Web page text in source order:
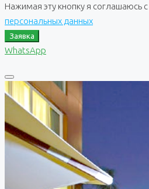
Нажимая эту кнопку я соглашаюсь с
персональных данных
Заявка
WhatsApp